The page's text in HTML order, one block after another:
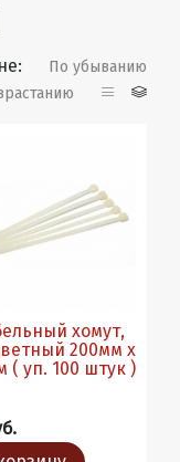
По убыванию
хомут,
200мм х
3,5мм ( уп. 100 штук )